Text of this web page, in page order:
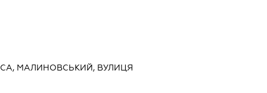
МАЛИНОВСЬКИЙ, ВУЛИЦЯ